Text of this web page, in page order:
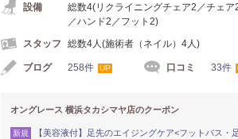
設備
総数4(リクライニングチェア2／チェア
／ハンド2／フット2)
スタッフ
総数4人(施術者（ネイル）4人)
ブログ 258件 UP 口コミ 33件
オングレース 横浜タカシマヤ店のクーポン
新規
【美容液付】足先のエイジングケア<フットバス・